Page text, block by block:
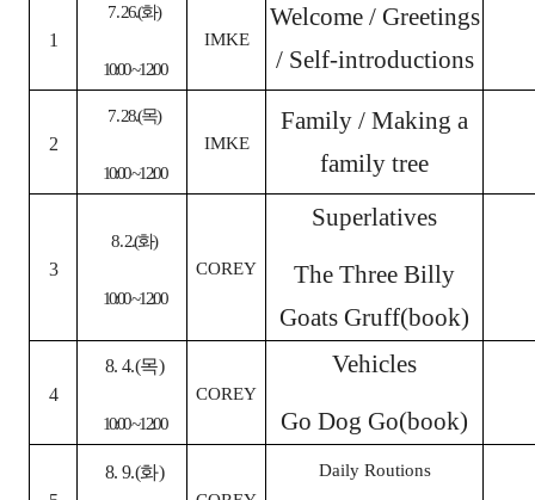
1
7. 26.(화)
10:00 ~ 12:00
IMKE
Welcome / Greetings
/ Self-introductions
2
7. 28.(목)
10:00 ~ 12:00
IMKE
Family / Making a
family tree
3
8. 2.(화)
10:00 ~ 12:00
COREY
Superlatives
The Three Billy
Goats Gruff(book)
4
8. 4.(목)
10:00 ~ 12:00
COREY
Vehicles
Go Dog Go(book)
8. 9.(화) Daily Routions